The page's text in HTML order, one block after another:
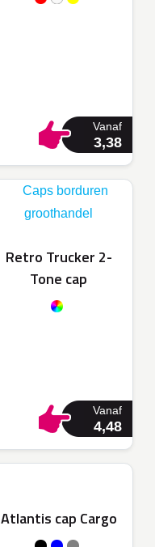
Vanaf
3,38
Retro Trucker 2-
Tone cap
Vanaf
4,48
Atlantis cap Cargo